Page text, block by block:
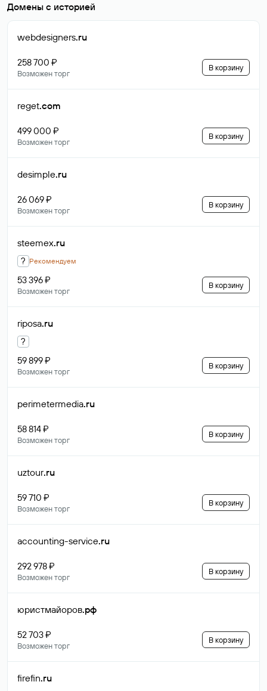
Домены с историей
webdesigners.ru
258 700 ₽
Возможен торг
В корзину
reget.com
499 000 ₽
Возможен торг
В корзину
desimple.ru
26 069 ₽
Возможен торг
В корзину
steemex.ru
? Рекомендуем
53 396 ₽
Возможен торг
В корзину
riposa.ru
?
59 899 ₽
Возможен торг
В корзину
perimetermedia.ru
58 814 ₽
Возможен торг
В корзину
uztour.ru
59 710 ₽
Возможен торг
В корзину
accounting-service.ru
292 978 ₽
Возможен торг
В корзину
юристмайоров.рф
52 703 ₽
Возможен торг
В корзину
firefin.ru